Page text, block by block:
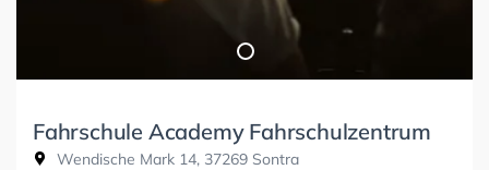
Fahrschule Academy Fahrschulzentrum
Wendische Mark 14, 37269 Sontra